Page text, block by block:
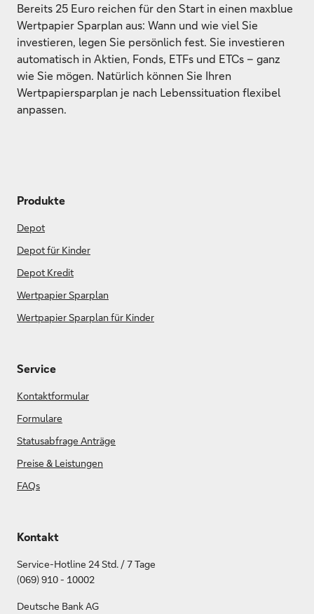
Bereits 25 Euro reichen für den Start in einen maxblue
Wertpapier Sparplan aus: Wann und wie viel Sie
investieren, legen Sie persönlich fest. Sie investieren
automatisch in Aktien, Fonds, ETFs und ETCs – ganz
wie Sie mögen. Natürlich können Sie Ihren
Wertpapiersparplan je nach Lebenssituation flexibel
anpassen.
Produkte
Depot
Depot für Kinder
Depot Kredit
Wertpapier Sparplan
Wertpapier Sparplan für Kinder
Service
Kontaktformular
Formulare
Statusabfrage Anträge
Preise & Leistungen
FAQs
Kontakt
Service-Hotline 24 Std. / 7 Tage
(069) 910 - 10002
Deutsche Bank AG